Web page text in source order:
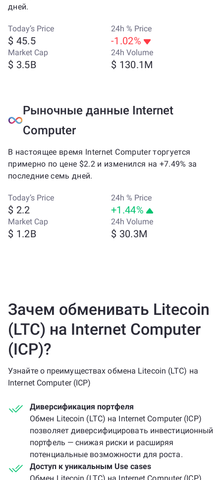
дней.
Today’s Price
$ 45.5
24h % Price
-1.02%
Market Cap
$ 3.5B
24h Volume
$ 130.1M
Рыночные данные Internet
Computer
В настоящее время Internet Computer торгуется
примерно по цене $2.2 и изменился на +7.49% за
последние семь дней.
Today’s Price
$ 2.2
24h % Price
+1.44%
Market Cap
$ 1.2B
24h Volume
$ 30.3M
Зачем обменивать Litecoin
(LTC) на Internet Computer
(ICP)?
Узнайте о преимуществах обмена Litecoin (LTC) на
Internet Computer (ICP)
Диверсификация портфеля
Обмен Litecoin (LTC) на Internet Computer (ICP)
позволяет диверсифицировать инвестиционный
портфель — снижая риски и расширяя
потенциальные возможности для роста.
Доступ к уникальным Use cases